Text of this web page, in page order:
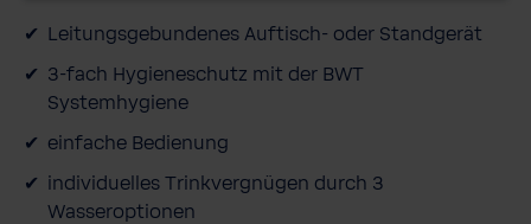
Leitungsgebundenes Auftisch- oder Standgerät
3-fach Hygieneschutz mit der BWT
Systemhygiene
einfache Bedienung
individuelles Trinkvergnügen durch 3
Wasseroptionen